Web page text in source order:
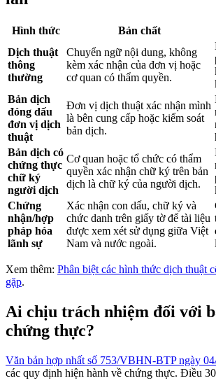
Hình thức Bản chất
Dịch thuật
thông
thường
Chuyển ngữ nội dung, không
kèm xác nhận của đơn vị hoặc
cơ quan có thẩm quyền.
Bản dịch
đóng dấu
đơn vị dịch
thuật
Đơn vị dịch thuật xác nhận mình
là bên cung cấp hoặc kiểm soát
bản dịch.
Bản dịch có
chứng thực
chữ ký
người dịch
Cơ quan hoặc tổ chức có thẩm
quyền xác nhận chữ ký trên bản
dịch là chữ ký của người dịch.
Chứng
nhận/hợp
pháp hóa
lãnh sự
Xác nhận con dấu, chữ ký và
chức danh trên giấy tờ để tài liệu
được xem xét sử dụng giữa Việt
Nam và nước ngoài.
Xem thêm: Phân biệt các hình thức dịch thuật
gặp.
Ai chịu trách nhiệm đối với
chứng thực?
Văn bản hợp nhất số 753/VBHN-BTP ngày
các quy định hiện hành về chứng thực. Điều